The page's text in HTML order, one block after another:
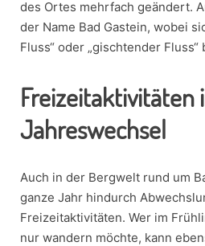
des Ortes mehrfach geändert.
der Name Bad Gastein, wobei
Fluss“ oder „gischtender Fluss“
Freizeitaktivitäten
Jahreswechsel
Auch in der Bergwelt rund um
ganze Jahr hindurch
Freizeitaktivitäten. Wer im
nur wandern möchte, kann